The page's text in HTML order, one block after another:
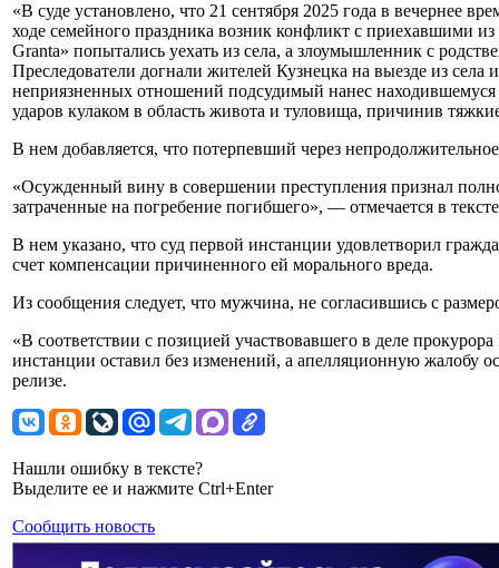
«В суде установлено, что 21 сентября 2025 года в вечернее
ходе семейного праздника возник конфликт с приехавшими
Granta» попытались уехать из села, а злоумышленник с
Преследователи догнали жителей Кузнецка на выезде из
неприязненных отношений подсудимый нанес
ударов кулаком в область живота и туловища, причинив
В нем добавляется, что потерпевший через
«Осужденный вину в совершении преступления признал
затраченные на погребение погибшего», — отмечается в
В нем указано, что суд первой инстанции удовлетворил
счет компенсации причиненного ей морального вреда.
Из сообщения следует, что мужчина, не согласившись с
«В соответствии с позицией участвовавшего в деле
инстанции оставил без изменений, а апелляционную жалобу
релизе.
Нашли ошибку в тексте?
Выделите ее и нажмите Ctrl+Enter
Сообщить новость